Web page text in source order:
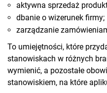
aktywna sprzedaż
dbanie o wizerunek firmy;
zarządzanie
To umiejętności, które
stanowiskach w różnych
wymienić, a pozostałe
stanowiskiem, na które